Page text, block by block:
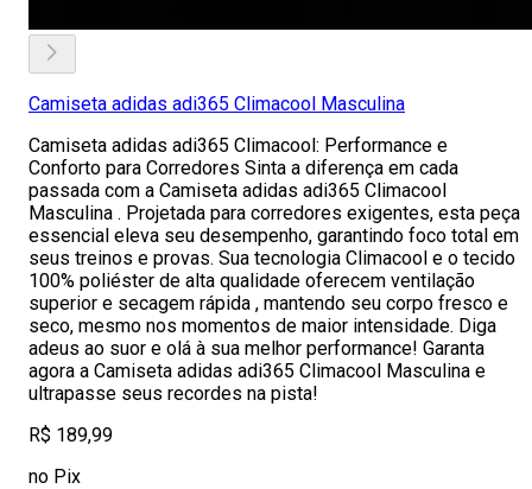
Camiseta adidas adi365 Climacool Masculina
Camiseta adidas adi365 Climacool: Performance e
Conforto para Corredores Sinta a diferença em cada
passada com a Camiseta adidas adi365 Climacool
Masculina . Projetada para corredores exigentes, esta peça
essencial eleva seu desempenho, garantindo foco total em
seus treinos e provas. Sua tecnologia Climacool e o tecido
100% poliéster de alta qualidade oferecem ventilação
superior e secagem rápida , mantendo seu corpo fresco e
seco, mesmo nos momentos de maior intensidade. Diga
adeus ao suor e olá à sua melhor performance! Garanta
agora a Camiseta adidas adi365 Climacool Masculina e
ultrapasse seus recordes na pista!
R$ 189,99
no Pix